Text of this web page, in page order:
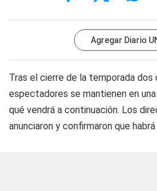
Agregar Diario
Tras el cierre de la temporada dos
espectadores se mantienen en
qué vendrá a continuación. Los
anunciaron y confirmaron que